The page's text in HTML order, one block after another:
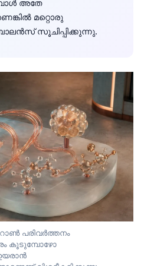
അതേ
മറ്റൊരു
സൂചിപ്പിക്കുന്നു.
പരിവർത്തനം
കൂടുമ്പോഴോ